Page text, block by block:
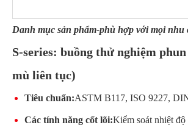
Danh mục sản phẩm-phù hợp với mọi nhu
S-series: buồng thử nghiệm
mù liên tục)
Tiêu chuẩn:ASTM B117, ISO 9227,
Các tính năng cốt lõi:Kiểm soát nhiệt